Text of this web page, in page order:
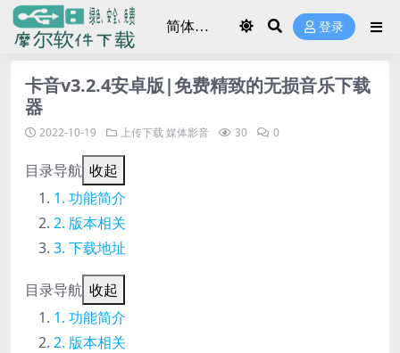
登录
卡音v3.2.4安卓版|免费精致的无损音乐下载
器
2022-10-19 上传下载媒体影音 30 0
目录导航 收起
功能简介
版本相关
下载地址
目录导航 收起
功能简介
版本相关